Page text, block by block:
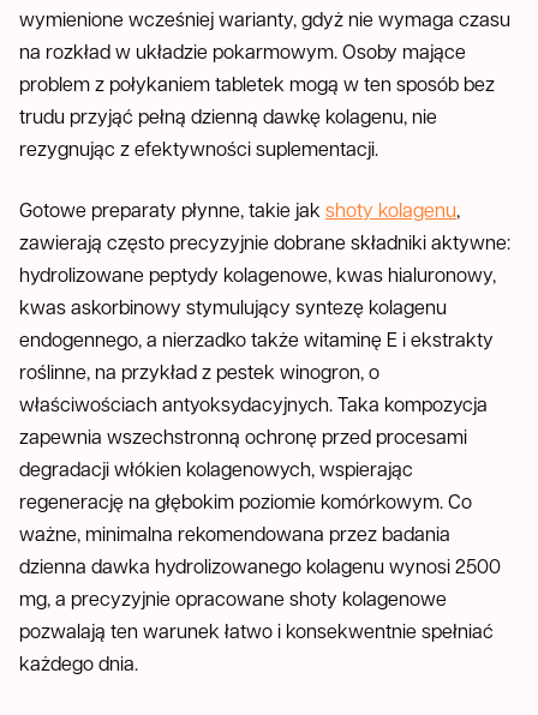
wymienione wcześniej warianty, gdyż nie wymaga czasu
na rozkład w układzie pokarmowym. Osoby mające
problem z połykaniem tabletek mogą w ten sposób bez
trudu przyjąć pełną dzienną dawkę kolagenu, nie
rezygnując z efektywności suplementacji.
Gotowe preparaty płynne, takie jak shoty kolagenu,
zawierają często precyzyjnie dobrane składniki aktywne:
hydrolizowane peptydy kolagenowe, kwas hialuronowy,
kwas askorbinowy stymulujący syntezę kolagenu
endogennego, a nierzadko także witaminę E i ekstrakty
roślinne, na przykład z pestek winogron, o
właściwościach antyoksydacyjnych. Taka kompozycja
zapewnia wszechstronną ochronę przed procesami
degradacji włókien kolagenowych, wspierając
regenerację na głębokim poziomie komórkowym. Co
ważne, minimalna rekomendowana przez badania
dzienna dawka hydrolizowanego kolagenu wynosi 2500
mg, a precyzyjnie opracowane shoty kolagenowe
pozwalają ten warunek łatwo i konsekwentnie spełniać
każdego dnia.